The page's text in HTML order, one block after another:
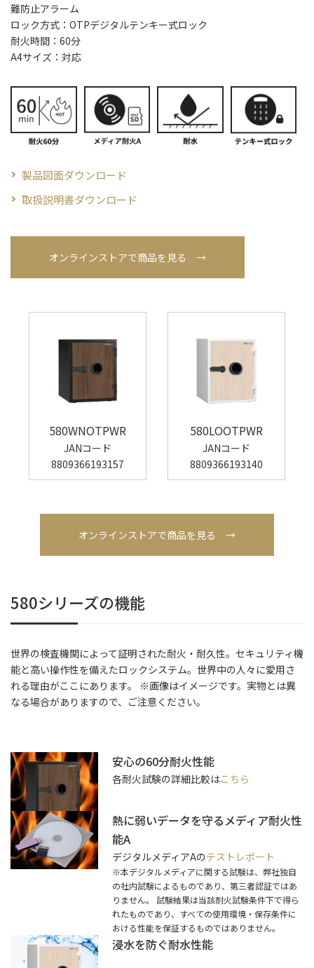
難防止アラーム
ロック方式：OTPデジタルテンキー式ロック
耐火時間：60分
A4サイズ：対応
製品図⾯ダウンロード
取扱説明書ダウンロード
オンラインストアで商品を見る →
580WNOTPWR
JANコード
8809366193157
580LOOTPWR
JANコード
8809366193140
オンラインストアで商品を見る →
580シリーズの機能
世界の検査機関によって証明された耐火・耐久性。セキュリティ機
能と高い操作性を備えたロックシステム。世界中の人々に愛用さ
れる理由がここにあります。 ※画像はイメージです。実物とは異
なる場合がありますので、ご注意ください。
安心の60分耐火性能
各耐火試験の詳細比較はこちら
熱に弱いデータを守るメディア耐火性
能A
デジタルメディアAのテストレポート
※本デジタルメディアに関する試験は、弊社独自
の社内試験によるものであり、第三者認証ではあ
りません。 試験結果は当該耐火試験条件下で得ら
れたものであり、すべての使用環境・保存条件に
おける性能を保証するものではありません。
浸水を防ぐ耐水性能